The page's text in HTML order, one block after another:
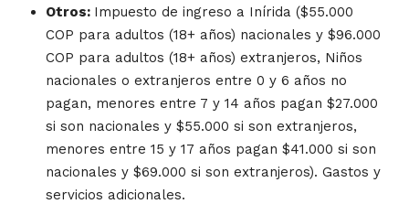
Otros: Impuesto de ingreso a Inírida ($55.000
COP para adultos (18+ años) nacionales y $96.000
COP para adultos (18+ años) extranjeros, Niños
nacionales o extranjeros entre 0 y 6 años no
pagan, menores entre 7 y 14 años pagan $27.000
si son nacionales y $55.000 si son extranjeros,
menores entre 15 y 17 años pagan $41.000 si son
nacionales y $69.000 si son extranjeros). Gastos y
servicios adicionales.